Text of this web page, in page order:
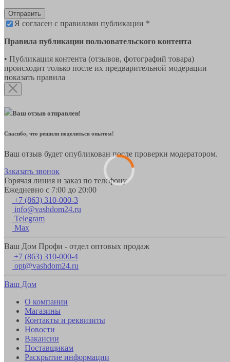
Отправить
Я согласен с правилами публикации *
Правила публикации пользовательского контента
• Публикация контента (отзывов, фотографий товара)
происходит только после их предварительной модерации
показать правила
Ваш отзыв отправлен!
Спасибо, что решили поделиться опытом!
Ваш отзыв будет опубликован после проверки модератором.
Заказать звонок
Горячая линия и заказ по телефону
Ежедневно с 7:00 до 20:00
+7 (863) 310-000-3
info@vashdom24.ru
Telegram
Max
Ваш Дом Профи - отдел оптовых продаж
+7 (863) 310-000-4
opt@vashdom24.ru
Ваш Дом
О компании
Магазины
Контакты и реквизиты
Новости
Вакансии
Поставщикам
Раскрытие информации